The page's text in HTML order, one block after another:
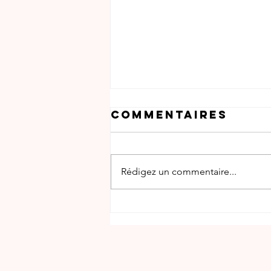
Commentaires
Rédigez un commentaire...